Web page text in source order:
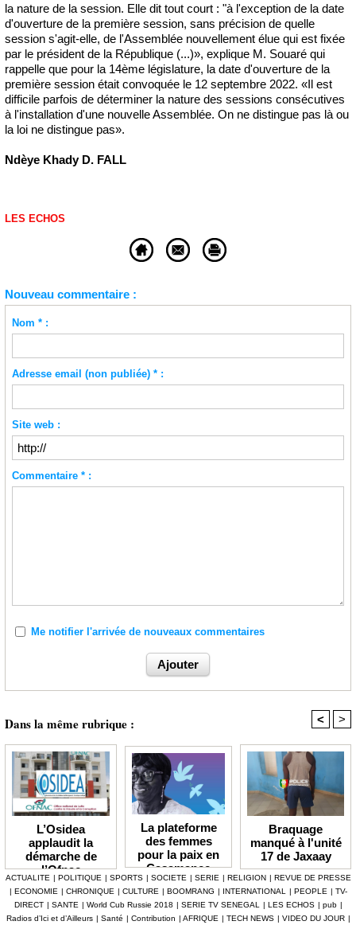
la nature de la session. Elle dit tout court : "à l'exception de la date
d'ouverture de la première session, sans précision de quelle
session s'agit-elle, de l'Assemblée nouvellement élue qui est fixée
par le président de la République (...)», explique M. Souaré qui
rappelle que pour la 14ème législature, la date d'ouverture de la
première session était convoquée le 12 septembre 2022. «Il est
difficile parfois de déterminer la nature des sessions consécutives
à l'installation d'une nouvelle Assemblée. On ne distingue pas là ou
la loi ne distingue pas».
Ndèye Khady D. FALL
LES ECHOS
Nouveau commentaire :
Nom * :
Adresse email (non publiée) * :
Site web :
Commentaire * :
Me notifier l'arrivée de nouveaux commentaires
Dans la même rubrique : < >
L’Osidea
applaudit la
démarche de
l’Ofnac
La plateforme
des femmes
pour la paix en
Casamance
lauréate du Prix
Icip 2026
Braquage
manqué à l'unité
17 de Jaxaay
ACTUALITE | POLITIQUE | SPORTS | SOCIETE | SERIE | RELIGION | REVUE DE PRESSE
| ECONOMIE | CHRONIQUE | CULTURE | BOOMRANG | INTERNATIONAL | PEOPLE | TV-
DIRECT | SANTE | World Cub Russie 2018 | SERIE TV SENEGAL | LES ECHOS | pub |
Radios d’Ici et d’Ailleurs | Santé | Contribution | AFRIQUE | TECH NEWS | VIDEO DU JOUR |